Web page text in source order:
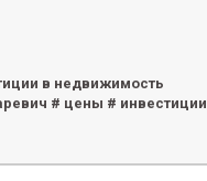
в недвижимость
# цены # инвестиции